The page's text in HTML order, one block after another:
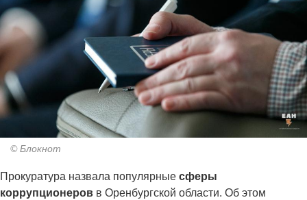
© Блокнот
Прокуратура назвала популярные сферы
коррупционеров в Оренбургской области. Об этом